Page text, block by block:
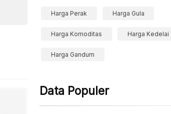
Harga Perak Harga Gula
Harga Komoditas Harga Kedelai
Harga Gandum
Data Populer